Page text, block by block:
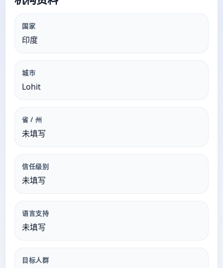
国家
印度
城市
Lohit
省 / 州
未填写
信任级别
未填写
语言支持
未填写
目标人群